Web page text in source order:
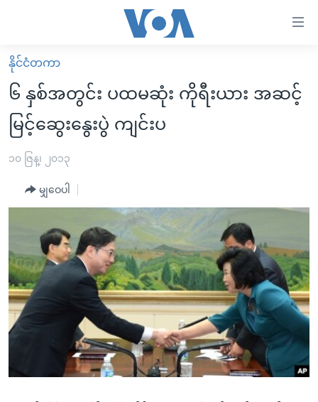
လွယ်ကူ
စေ
သည့်
Link
များ
အကြောင်းအရာ
ကြည့်
ရန်
ပင်မ
ညွန်း
သို့
မူလစာမျက်နှာ
မြန်မာ
ကမ္ဘာ့သတင်းများ
နိုင်ငံတကာ
အစ္စရေး-ပါလက်စတိုင်း
ဗွီဒီယို
ရပ်ဝန်းတခု လမ်းတခု အလွန်
အင်္ဂလိပ်စာလေ့လာမယ်
အမေရိကန်သုံးအီဒီယံ
မကြေးမုံရဲ့ အင်္ဂလိပ်စာ
ရုပ်ရှင်ထဲက အင်္ဂလိပ်စာ
သုတပဒေသာ အင်္ဂလိပ်စာ
အပတ်စဉ်ကဏ္ဍများ
ရေဒီယို
တီဗွီ
ရေဒီယိုနှင့်ရုပ်သံ အချက်အလက်များ
ရေဒီယို/တီဗွီအစီအစဉ်
Learning English
ဗွီအိုအေ လူမှုကွန်ယက်များ
နိုင်ငံတကာ
၆ နှစ်အတွင်း ပထမဆုံး ကိုရီးယား အဆင့်
မြင့်ဆွေးနွေးပွဲ ကျင်းပ
၁၀ ဇြန္၊ ၂၀၁၃
မျှဝေပါ